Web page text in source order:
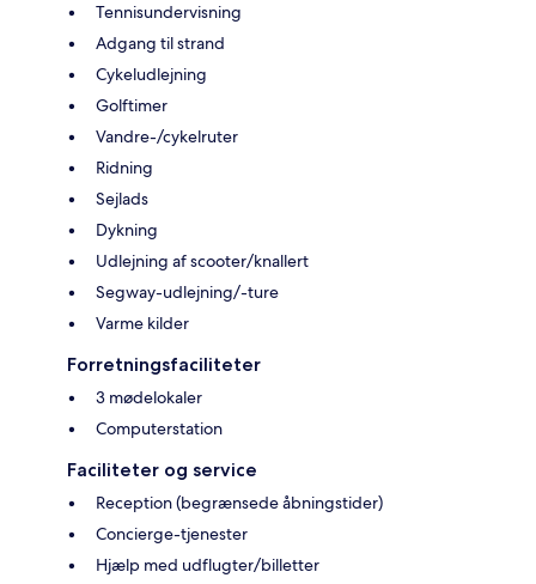
Tennisundervisning
Adgang til strand
Cykeludlejning
Golftimer
Vandre-/cykelruter
Ridning
Sejlads
Dykning
Udlejning af scooter/knallert
Segway-udlejning/-ture
Varme kilder
Forretningsfaciliteter
3 mødelokaler
Computerstation
Faciliteter og service
Reception (begrænsede åbningstider)
Concierge-tjenester
Hjælp med udflugter/billetter